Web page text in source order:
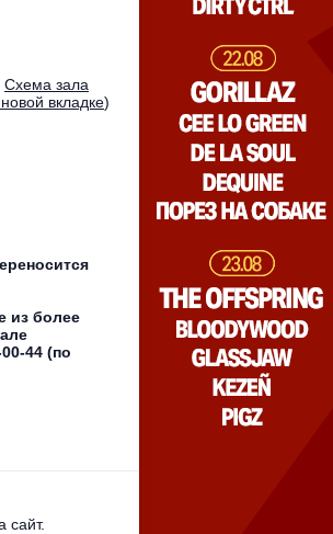
Cхема зала
вкладке)
из более
44 (по
сайт.